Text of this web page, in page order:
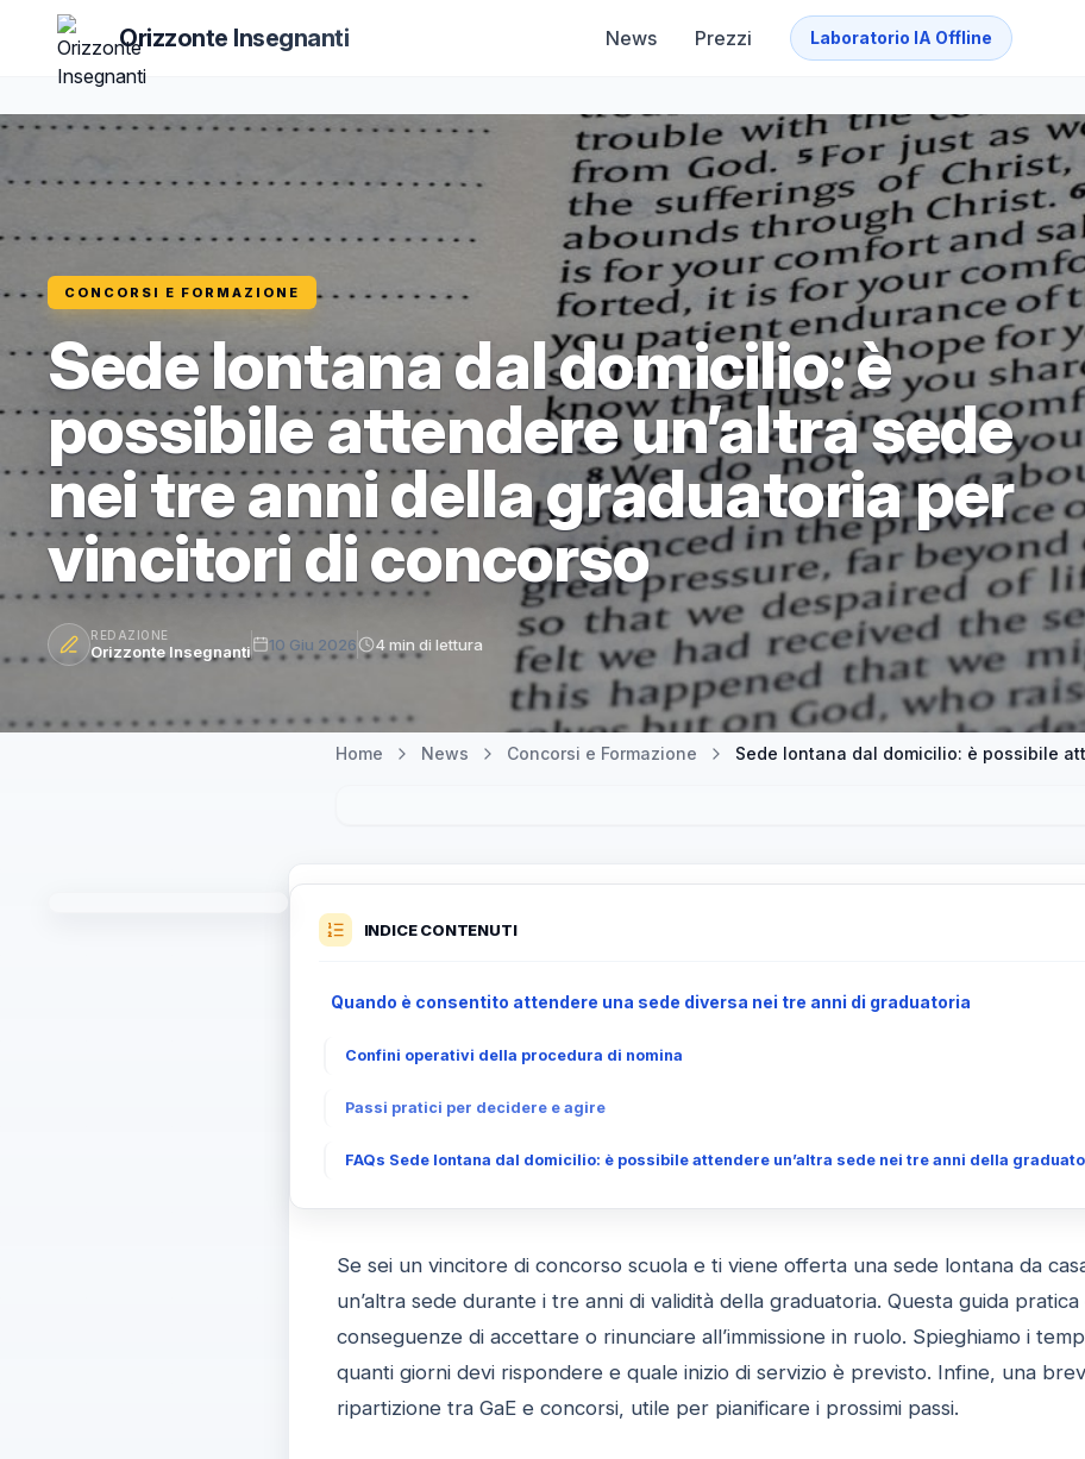
Orizzonte Insegnanti News Prezzi Laboratorio IA Offline
CONCORSI E FORMAZIONE
Sede lontana dal domicilio: è
possibile attendere un’altra sede
nei tre anni della graduatoria per
vincitori di concorso
REDAZIONE
Orizzonte Insegnanti 10 Giu 2026 4 min di lettura
Home News Concorsi e Formazione
INDICE CONTENUTI
Quando è consentito attendere una sede diversa nei tre anni di graduatoria
Confini operativi della procedura di nomina
Passi pratici per decidere e agire
FAQs Sede lontana dal domicilio: è possibile attendere un’altra sede nei tre anni della
Se sei un vincitore di concorso scuola e ti viene offerta una sede lontana da
un’altra sede durante i tre anni di validità della graduatoria. Questa guida
conseguenze di accettare o rinunciare all’immissione in ruolo. Spieghiamo i
quanti giorni devi rispondere e quale inizio di servizio è previsto. Infine, una
ripartizione tra GaE e concorsi, utile per pianificare i prossimi passi.